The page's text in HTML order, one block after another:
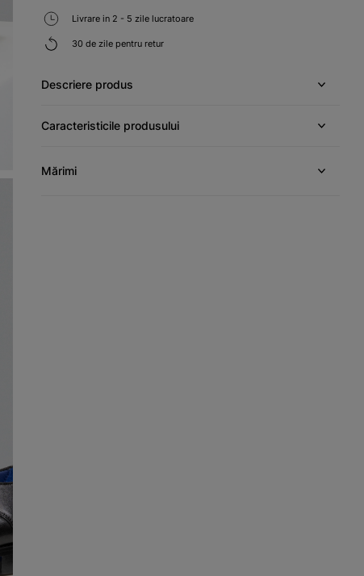
Livrare in 2 - 5 zile lucratoare
30 de zile pentru retur
Descriere produs
Caracteristicile produsului
Mărimi